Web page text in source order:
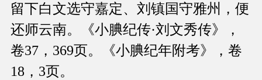
留下白文选守嘉定、刘镇国守雅州，便
还师云南。《小腆纪传·刘文秀传》，
卷37，369页。《小腆纪年附考》，卷
18，3页。